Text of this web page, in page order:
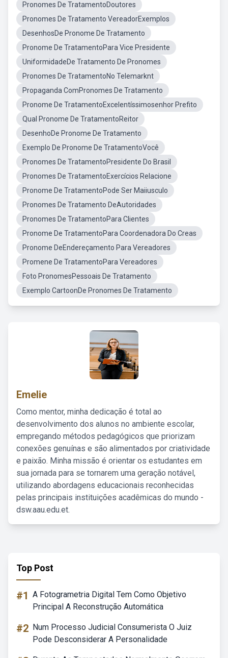
Pronomes De TratamentoDoutores
Pronomes De Tratamento VereadorExemplos
DesenhosDe Pronome De Tratamento
Pronome De TratamentoPara Vice Presidente
UniformidadeDe Tratamento De Pronomes
Pronomes De TratamentoNo Telemarknt
Propaganda ComPronomes De Tratamento
Pronome De TratamentoExcelentíssimosenhor Prefito
Qual Pronome De TratamentoReitor
DesenhoDe Pronome De Tratamento
Exemplo De Pronome De TratamentoVocê
Pronomes De TratamentoPresidente Do Brasil
Pronomes De TratamentoExercícios Relacione
Pronome De TratamentoPode Ser Maiiusculo
Pronomes De Tratamento DeAutoridades
Pronomes De TratamentoPara Clientes
Pronome De TratamentoPara Coordenadora Do Creas
Pronome DeEndereçamento Para Vereadores
Promene De TratamentoPara Vereadores
Foto PronomesPessoais De Tratamento
Exemplo CartoonDe Pronomes De Tratamento
Emelie
Como mentor, minha dedicação é total ao
desenvolvimento dos alunos no ambiente escolar,
empregando métodos pedagógicos que priorizam
conexões genuínas e são alimentados por criatividade
e paixão. Minha missão é orientar os estudantes em
sua jornada para se tornarem uma geração notável,
utilizando abordagens educacionais reconhecidas
pelas principais instituições acadêmicas do mundo -
dsw.aau.edu.et.
Top Post
#1 A Fotogrametria Digital Tem Como Objetivo
Principal A Reconstrução Automática
#2 Num Processo Judicial Consumerista O Juiz
Pode Desconsiderar A Personalidade